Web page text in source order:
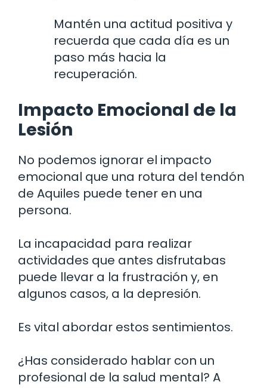
Mantén una actitud positiva y
recuerda que cada día es un
paso más hacia la
recuperación.
Impacto Emocional de la
Lesión
No podemos ignorar el impacto
emocional que una rotura del tendón
de Aquiles puede tener en una
persona.
La incapacidad para realizar
actividades que antes disfrutabas
puede llevar a la frustración y, en
algunos casos, a la depresión.
Es vital abordar estos sentimientos.
¿Has considerado hablar con un
profesional de la salud mental? A